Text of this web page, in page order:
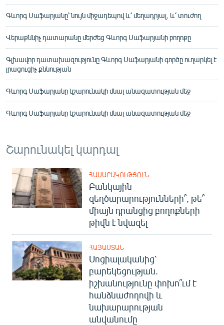
Գևորգ Սաֆարյանը՝ նույն միջադեպով և՛ մեղադրյալ, և՛ տուժող
Վերաքննիչ դատարանը մերժեց Գևորգ Սաֆարյանի բողոքը
Գլխավոր դատախազությունը Գևորգ Սաֆարյանի գործը ուղարկել է
լրացուցիչ քննության
Գևորգ Սաֆարյանը կշարունակի մնալ անազատության մեջ
Գևորգ Սաֆարյանը կշարունակի մնալ անազատության մեջ
Շարունակել կարդալ
ՀԱՍԱՐԱԿՈՒԹՅՈՒՆ
Բանկային
զեղծարարությունների՞, թե՞
միայն դրանցից բողոքների
թիվն է նվազել
ՀԱՅԱՍՏԱՆ
Սոցիալականից՝
բարեկեցության.
իշխանությունը փոխո՞ւմ է
հանձնաժողովի և
նախարարության
անվանումը